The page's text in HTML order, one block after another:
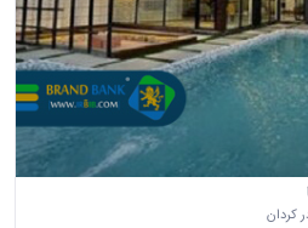
کردان